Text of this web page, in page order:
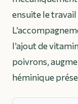
ensuite le
l’ajout de
poivrons,
héminique